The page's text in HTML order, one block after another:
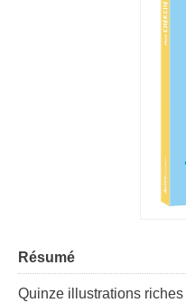
Résumé
Quinze illustrations